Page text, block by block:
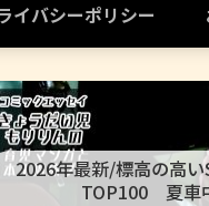
イバシーポリシー
2026年最新/標高の高い
TOP100 夏車